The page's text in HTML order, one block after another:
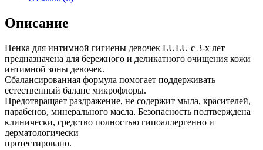
Описание
Пенка для интимной гигиены девочек LULU с 3-х лет
предназначена для бережного и деликатного очищения кожи
интимной зоны девочек.
Сбалансированная формула помогает поддерживать
естественный баланс микрофлоры.
Предотвращает раздражение, не содержит мыла, красителей,
парабенов, минерального масла. Безопасность подтверждена
клинически, средство полностью гипоаллергенно и
дерматологически
протестировано.